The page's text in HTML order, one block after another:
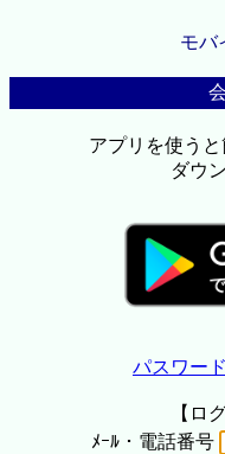
モバ
アプリを使う
ダウ
パスワー
【ロ
ﾒｰﾙ・電話番号